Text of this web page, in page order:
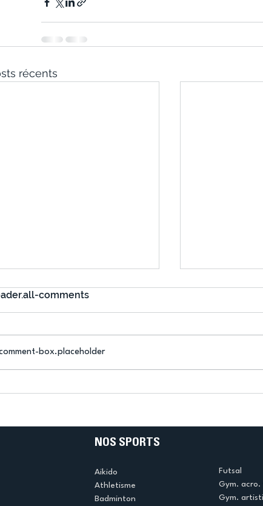
récents
équipes avec les Bleues
renversant
comments
box.placeholder
NOS SPORTS
Aikido
Athletisme
Badminton
Futsal
Gym. acro.
Gym.